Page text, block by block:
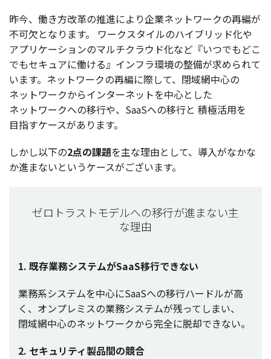
昨今、働き方改革の推進により企業ネットワークの再編が
不可欠となります。 ワークスタイルのハイブリッド化や
アプリケーションのマルチクラウド化など『いつでもどこ
でもセキュアに働ける』 インフラ環境の整備が求められて
います。 ネットワークの再編に際して、 閉域網中心の
ネットワークからインターネットを中心とした
ネットワークへの移行や、SaaSへの移行と 積極活用を
目指すケースがあります。
しかし以下の2点の課題を主な理由として、 導入がなかな
か進まないというケースがございます。
ゼロトラストモデルへの移行が進まない主
な理由
1. 既存業務システムがSaaS移行できない
業務系システムを中心にSaaSへの移行ハードルが高
く、 オンプレミスの業務システムが残ってしまい、
閉域網中心のネットワークから完全に脱却できない。
2. セキュリティ製品間の競合